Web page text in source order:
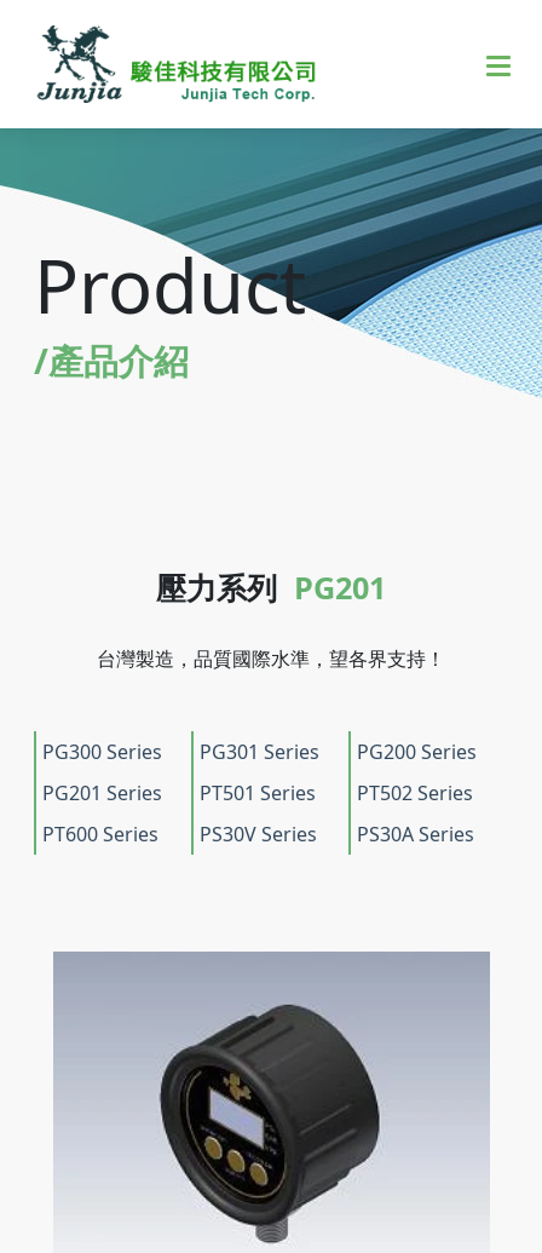
Product
/產品介紹
壓力系列 PG201
台灣製造，品質國際水準，望各界支持！
PG300 Series PG301 Series
PG200 Series
PG201 Series
PT501 Series
PT502 Series
PT600 Series
PS30V Series PS30A Series